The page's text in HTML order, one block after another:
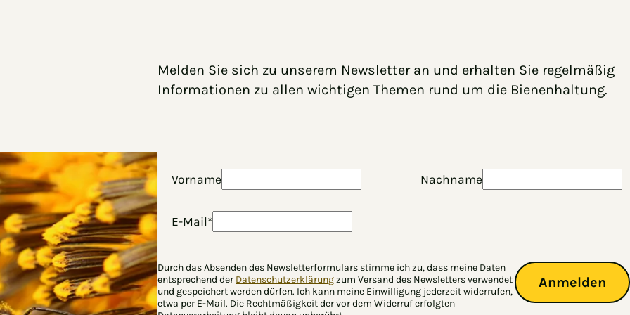
Melden Sie sich zu unserem Newsletter an und erhalten Sie regelmäßig
Informationen zu allen wichtigen Themen rund um die Bienenhaltung.
Vorname Nachname
E-Mail*
Durch das Absenden des Newsletterformulars stimme ich zu, dass meine Daten
entsprechend der Datenschutzerklärungzum Versand des Newsletters verwendet
und gespeichert werden dürfen. Ich kann meine Einwilligung jederzeit widerrufen,
etwa per E-Mail. Die Rechtmäßigkeit der vor dem Widerruf erfolgten
Anmelden